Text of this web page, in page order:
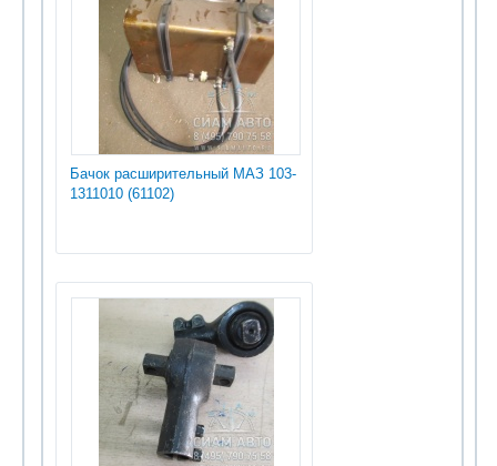
Бачок расширительный МАЗ 103-
1311010 (61102)